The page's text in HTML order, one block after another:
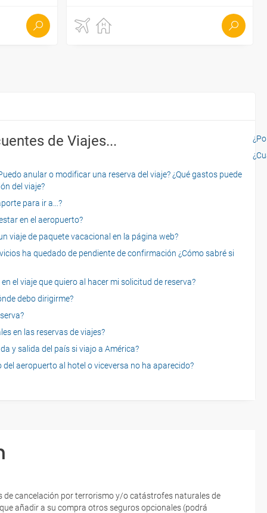
de Viajes...
anular o modificar una reserva del viaje? ¿Qué gastos puede
del viaje?
para ir a...?
en el aeropuerto?
viaje de paquete vacacional en la página web?
ha quedado de pendiente de confirmación ¿Cómo sabré si
el viaje que quiero al hacer mi solicitud de reserva?
debo dirigirme?
en las reservas de viajes?
y salida del país si viajo a América?
aeropuerto al hotel o viceversa no ha aparecido?
de cancelación por terrorismo y/o catástrofes naturales de
añadir a su compra otros seguros opcionales (podrá